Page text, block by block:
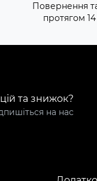
Повернення
протягом 14
та знижок?
на нас